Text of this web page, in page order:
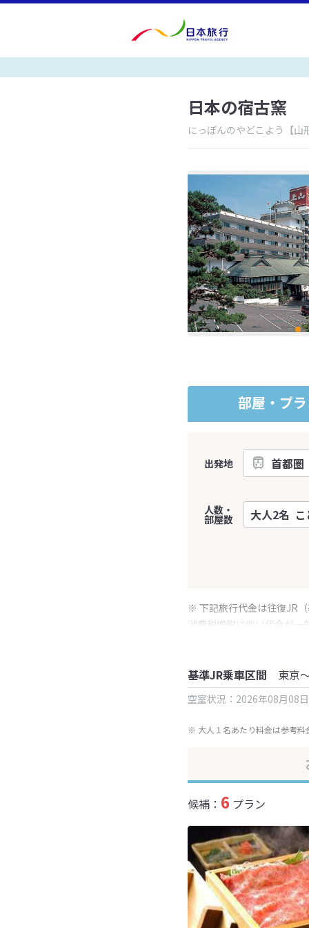
日本の宿古窯
にっぽんのやどこよう 【
部屋・プ
出発地
人数・
部屋数
※ 下記旅行代金は往復JR
消費税増税に伴い代金が一
基準JR乗車区間 東京
空室状況：2026年08月08
※ 大人１名あたり料金は参考料
候補： 6 プラン